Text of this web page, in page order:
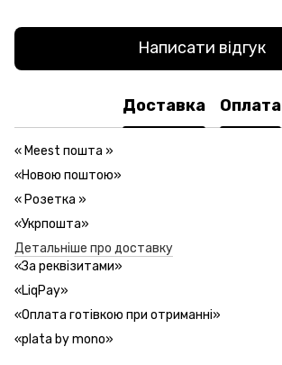
Написати відгук
Доставка Оплата
« Meest пошта »
«Новою поштою»
« Розетка »
«Укрпошта»
Детальніше про доставку
«За реквізитами»
«LiqPay»
«Оплата готівкою при отриманні»
«plata by mono»